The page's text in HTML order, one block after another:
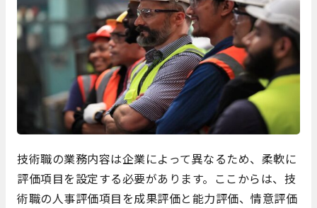
技術職の業務内容は企業によって異なるため、柔軟に
評価項目を設定する必要があります。ここからは、技
術職の人事評価項目を成果評価と能力評価、情意評価